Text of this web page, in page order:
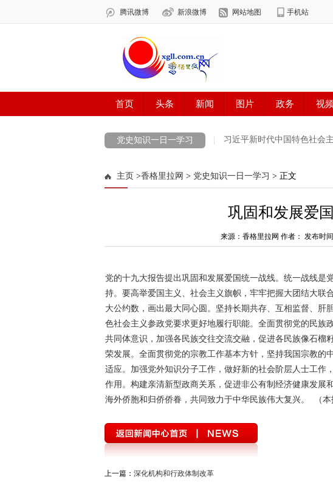
党史知识一日一学习 习近平新时代中国特色社会
新思想引领新征程·时代答卷
喜迎党代会 奋进新征程
COP 15 共建地球生命共同体 打造生灵的和谐家园 雪域
展望十四五开启新征程 2020全国两会 代表委员履职
预防艾滋 珍爱生命 “时代楷模”朱有勇 学习贯彻党的
第四次全国经济普查 迪庆两会2018 纪念西藏民主改
民族团结节 “庆祝中华人民共和国成立70周年”优秀歌曲
壮阔东
美丽中国长江行——共舞长江经济带·生态篇
学习贯彻党的十九大精神
主页 >香格里拉网 > 党史知识一日一学习 > 正文
巩固和发展爱
来源：香格里拉网 作者： 发布时
党的十九大报告提出巩固和发展爱国统一战线。统一战线是
持。要高举爱国主义、社会主义旗帜，牢牢把握大团结大联
大公约数，画出最大同心圆。坚持长期共存、互相监督、肝
色社会主义参政党要求更好地履行职能。全面贯彻党的民族
共同体意识，加强各民族交往交流交融，促进各民族像石榴
荣发展。全面贯彻党的宗教工作基本方针，坚持我国宗教的
适应。加强党外知识分子工作，做好新的社会阶层人士工作
作用。构建亲清新型政商关系，促进非公有制经济健康发展
海外侨胞和归侨侨眷，共同致力于中华民族伟大复兴。 （本
上一篇： 深化机构和行政体制改革